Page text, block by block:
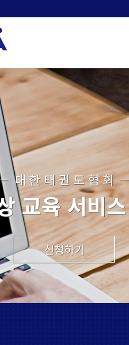
대 한 태 권 도 협 회
교육 서비
신청하기